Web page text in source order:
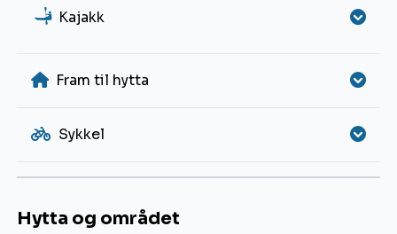
a Kajakk
Fram til hytta
Sykkel
Hytta og området